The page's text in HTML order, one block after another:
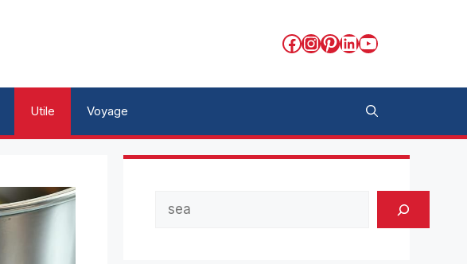
Facebook
Instagram
Pinterest
LinkedIn
YouTube
Utile Voyage